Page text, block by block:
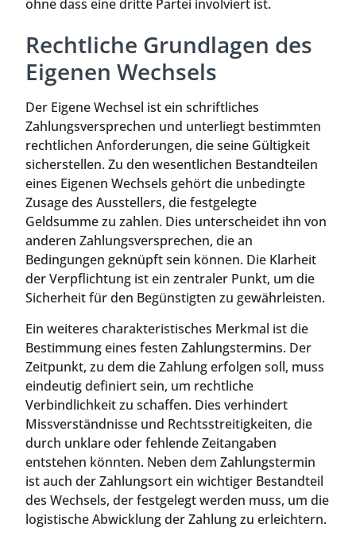
ohne dass eine dritte Partei involviert ist.
Rechtliche Grundlagen des
Eigenen Wechsels
Der Eigene Wechsel ist ein schriftliches
Zahlungsversprechen und unterliegt bestimmten
rechtlichen Anforderungen, die seine Gültigkeit
sicherstellen. Zu den wesentlichen Bestandteilen
eines Eigenen Wechsels gehört die unbedingte
Zusage des Ausstellers, die festgelegte
Geldsumme zu zahlen. Dies unterscheidet ihn von
anderen Zahlungsversprechen, die an
Bedingungen geknüpft sein können. Die Klarheit
der Verpflichtung ist ein zentraler Punkt, um die
Sicherheit für den Begünstigten zu gewährleisten.
Ein weiteres charakteristisches Merkmal ist die
Bestimmung eines festen Zahlungstermins. Der
Zeitpunkt, zu dem die Zahlung erfolgen soll, muss
eindeutig definiert sein, um rechtliche
Verbindlichkeit zu schaffen. Dies verhindert
Missverständnisse und Rechtsstreitigkeiten, die
durch unklare oder fehlende Zeitangaben
entstehen könnten. Neben dem Zahlungstermin
ist auch der Zahlungsort ein wichtiger Bestandteil
des Wechsels, der festgelegt werden muss, um die
logistische Abwicklung der Zahlung zu erleichtern.